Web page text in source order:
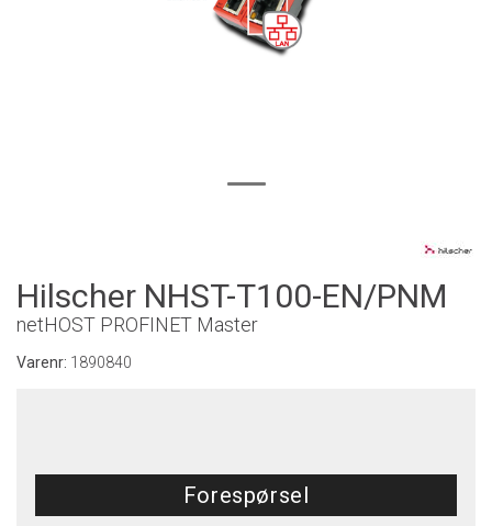
Hilscher NHST-T100-EN/PNM
netHOST PROFINET Master
Varenr: 1890840
Forespørsel